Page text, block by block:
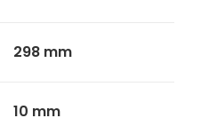
298 mm
10 mm